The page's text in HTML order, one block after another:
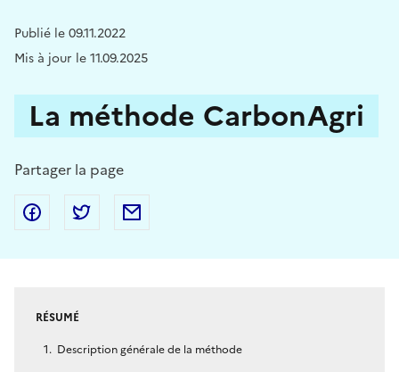
Publié le 09.11.2022
Mis à jour le 11.09.2025
La méthode CarbonAgri
Partager la page
Partager sur Facebook
Partager sur Twitter
RÉSUMÉ
Description générale de la méthode